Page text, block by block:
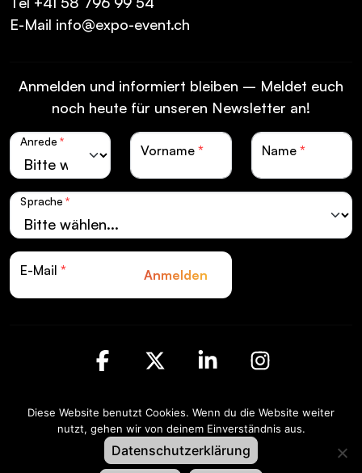
E-Mail info@expo-event.ch
Anmelden und informiert bleiben – Meldet euch
noch heute für unseren Newsletter an!
Anrede *
Vorname * Name *
Sprache *
E-Mail * Anmelden
Facebook LinkedIn
Swiss LiveCom Association EXPO EVENT |
Kapellenstrasse 14 | Postfach CH-3001 Bern
Diese Website benutzt Cookies. Wenn du die Website weiter
nutzt, gehen wir von deinem Einverständnis aus.
Datenschutzerklärung